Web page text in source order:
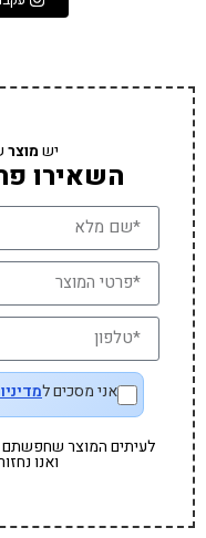
ישמוצר
השאירו
אני מסכים ל
לעיתים המוצר שחפשתם
ואנו